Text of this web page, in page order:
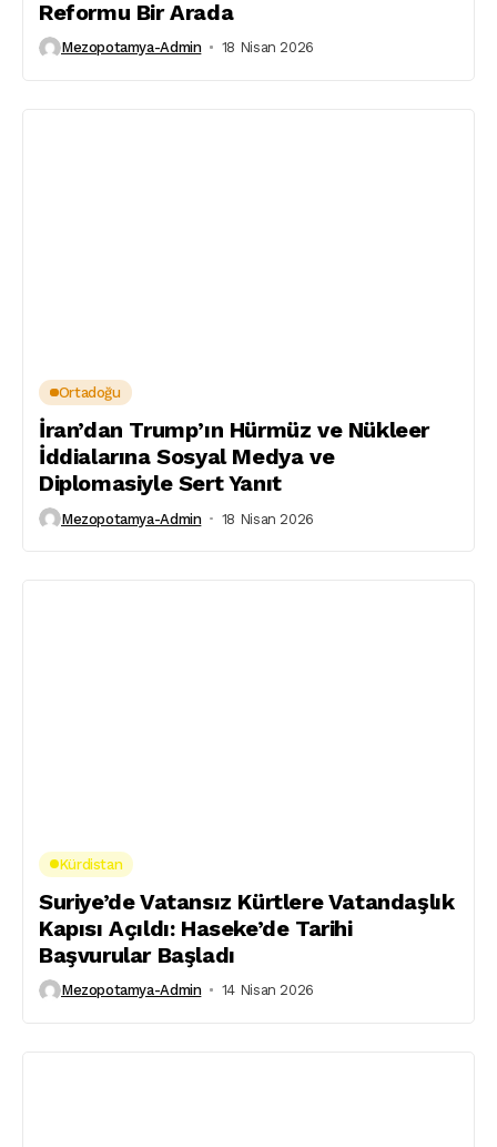
Reformu Bir Arada
Mezopotamya-Admin 18 Nisan 2026
Ortadoğu
İran’dan Trump’ın Hürmüz ve Nükleer
İddialarına Sosyal Medya ve
Diplomasiyle Sert Yanıt
Mezopotamya-Admin 18 Nisan 2026
Kürdistan
Suriye’de Vatansız Kürtlere Vatandaşlık
Kapısı Açıldı: Haseke’de Tarihi
Başvurular Başladı
Mezopotamya-Admin 14 Nisan 2026